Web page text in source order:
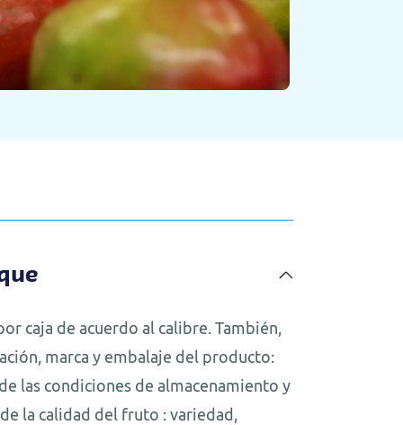
caja de acuerdo al calibre. También,
marca y embalaje del producto:
las condiciones de almacenamiento y
la calidad del fruto : variedad,